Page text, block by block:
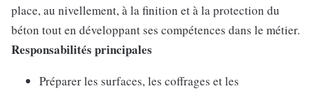
place, au nivellement, à la finition et à la protection du
béton tout en développant ses compétences dans le métier.
Responsabilités principales
Préparer les surfaces, les coffrages et les